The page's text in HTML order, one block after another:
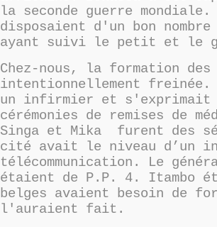
la seconde guerre
disposaient d'un bon
ayant suivi le petit et le
Chez-nous, la formation
intentionnellement freinée.
un infirmier et
cérémonies de remises de
Singa et Mika furent des
cité avait le niveau d’un
télécommunication. Le
étaient de P.P. 4. Itambo
belges avaient besoin de
l'auraient fait.